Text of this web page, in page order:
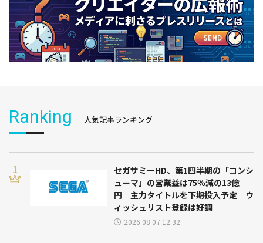
Ranking 人気記事ランキング
セガサミーHD、第1四半期の「コンシ
ューマ」の営業益は75％減の13億
円 主力タイトルを下期投入予定 ウ
ィッシュリスト登録は好調
2026.08.07 12:32